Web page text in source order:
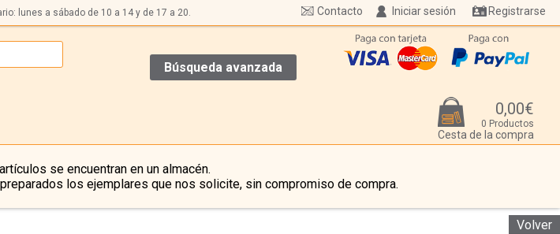
lunes a sábado de 10 a 14 y de 17 a 20. Iniciar sesión Registrarse
Contacto
Búsqueda avanzada
0,00€
0 Productos
Cesta de la compra
se encuentran en un almacén.
los ejemplares que nos solicite, sin compromiso de compra.
Volver